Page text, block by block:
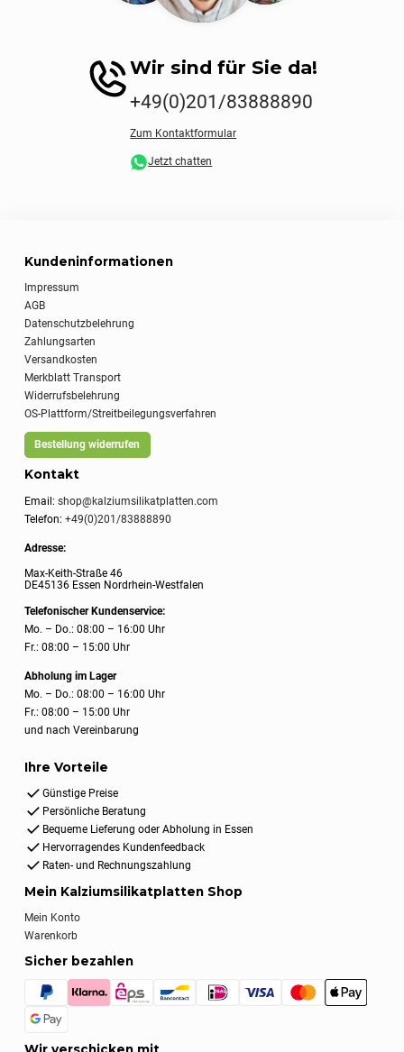
Wir sind für Sie da!
+49(0)201/83888890
Zum Kontaktformular
Jetzt chatten
Kundeninformationen
Impressum
AGB
Datenschutzbelehrung
Zahlungsarten
Versandkosten
Merkblatt Transport
Widerrufsbelehrung
OS-Plattform/Streitbeilegungsverfahren
Bestellung widerrufen
Kontakt
Email:shop@kalziumsilikatplatten.com
Telefon:+49(0)201/83888890
Adresse:
Max-Keith-Straße 46
DE45136 Essen Nordrhein-Westfalen
Telefonischer Kundenservice:
Mo. – Do.: 08:00 – 16:00 Uhr
Fr.: 08:00 – 15:00 Uhr
Abholung im Lager
Mo. – Do.: 08:00 – 16:00 Uhr
Fr.: 08:00 – 15:00 Uhr
und nach Vereinbarung
Ihre Vorteile
Günstige Preise
Persönliche Beratung
Bequeme Lieferung oder Abholung in Essen
Hervorragendes Kundenfeedback
Raten- und Rechnungszahlung
Mein Kalziumsilikatplatten Shop
Mein Konto
Warenkorb
Sicher bezahlen